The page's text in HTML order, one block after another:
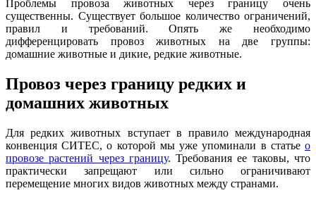
Проблемы провоза животных через границу очень
существенны. Существует большое количество ограничений,
правил и требований. Опять же необходимо
дифференцировать провоз животных на две группы:
домашние животные и дикие, редкие животные.
Провоз через границу редких и
домашних животных
Для редких животных вступает в правило международная
конвенция СИТЕС, о которой мы уже упоминали в статье о
провозе растений через границу. Требования ее таковы, что
практически запрещают или сильно ограничивают
перемещение многих видов животных между странами.